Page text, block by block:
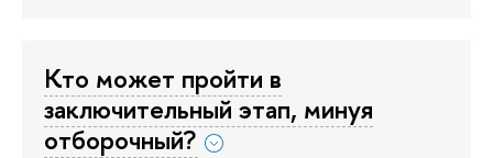
Кто может пройти в
заключительный этап, минуя
отборочный?